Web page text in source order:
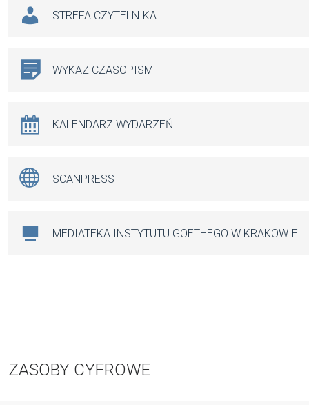
STREFA CZYTELNIKA
WYKAZ CZASOPISM
KALENDARZ WYDARZEŃ
SCANPRESS
MEDIATEKA INSTYTUTU GOETHEGO W KRAKOWIE
ZASOBY CYFROWE